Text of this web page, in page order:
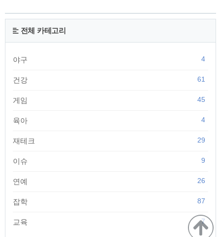
항목이 있습니다. 취업TOOL 항목에서 '연봉계산기' 메뉴를 선
택합니다. 연봉계산기에서 연봉란에 본인이 원하는 연봉금액을
넣으시면 자동계산이 됩니다. 여기서 부양가족수와 20세 이하
전체 카테고리
야구 4
건강 61
게임 45
육아 4
재테크 29
이슈 9
연예 26
잡학 87
교육 7